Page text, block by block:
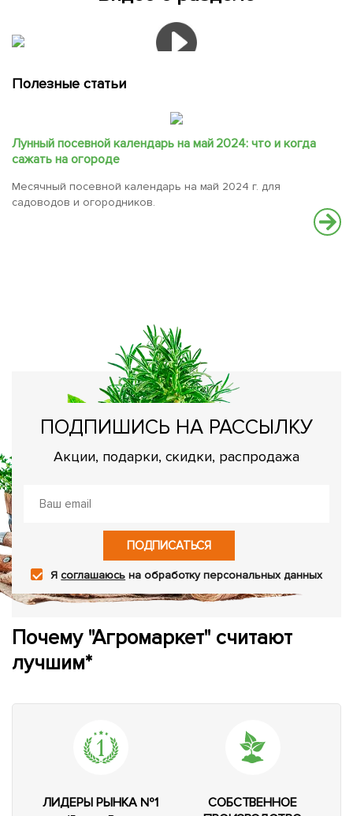
Полезные статьи
Лунный посевной календарь на май 2024: что и когда
сажать на огороде
Месячный посевной календарь на май 2024 г. для
садоводов и огородников.
ПОДПИШИСЬ НА РАССЫЛКУ
Акции, подарки, скидки, распродажа
ПОДПИСАТЬСЯ
Ясоглашаюсь на обработку персональных данных
Почему "Агромаркет" считают
лучшим*
ЛИДЕРЫ РЫНКА №1
СОБСТВЕННОЕ